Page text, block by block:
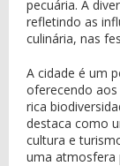
pecuária. A
refletindo as
culinária, nas
A cidade é um
oferecendo
rica
destaca como
cultura e
uma atmosfera